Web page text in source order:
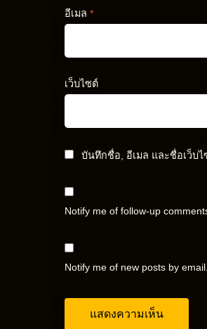
อีเมล *
เว็บไซต์
บันทึกชื่อ, อีเมล และชื่อเว็บ
Notify me of follow-up
Notify me of new posts by email.